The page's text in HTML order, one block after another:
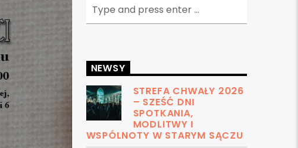
NEWSY
STREFA CHWAŁY 2026
– SZEŚĆ DNI
SPOTKANIA,
MODLITWY I
WSPÓLNOTY W STARYM SĄCZU